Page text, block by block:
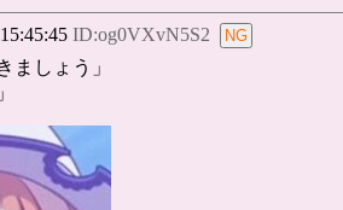
ID:og0VXvN5S2
ましょう」